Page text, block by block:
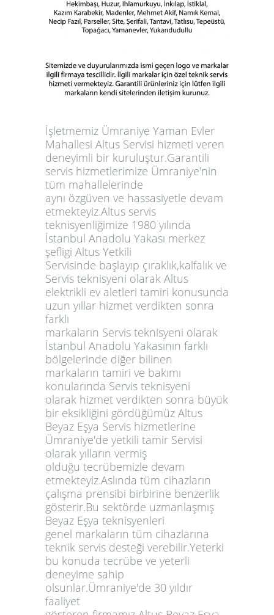
İşletmemiz Ümraniye Yaman Evler
Mahallesi Altus Servisi hizmeti veren
deneyimli bir kuruluştur.Garantili
servis hizmetlerimize Ümraniye'nin
tüm mahallelerinde
aynı özgüven ve hassasiyetle devam
etmekteyiz.Altus servis
teknisyenliğimize 1980 yılında
İstanbul Anadolu Yakası merkez
şefligi Altus Yetkili
Servisinde başlayıp çıraklık,kalfalık ve
Servis teknisyeni olarak Altus
elektrikli ev aletleri tamiri konusunda
uzun yıllar hizmet verdikten sonra
farklı
markaların Servis teknisyeni olarak
İstanbul Anadolu Yakasının farklı
bölgelerinde diğer bilinen
markaların tamiri ve bakımı
konularında Servis teknisyeni
olarak hizmet verdikten sonra büyük
bir eksikliğini gördüğümüz Altus
Beyaz Eşya Servis hizmetlerine
Ümraniye'de yetkili tamir Servisi
olarak yılların vermiş
olduğu tecrübemizle devam
etmekteyiz.Aslında tüm cihazların
çalışma prensibi birbirine benzerlik
gösterir.Bu sektörde uzmanlaşmış
Beyaz Eşya teknisyenleri
genel markaların tüm cihazlarına
teknik servis desteği verebilir.Yeterki
bu konuda tecrübe ve yeterli
deneyime sahip
olsunlar.Ümraniye'de 30 yıldır
faaliyet